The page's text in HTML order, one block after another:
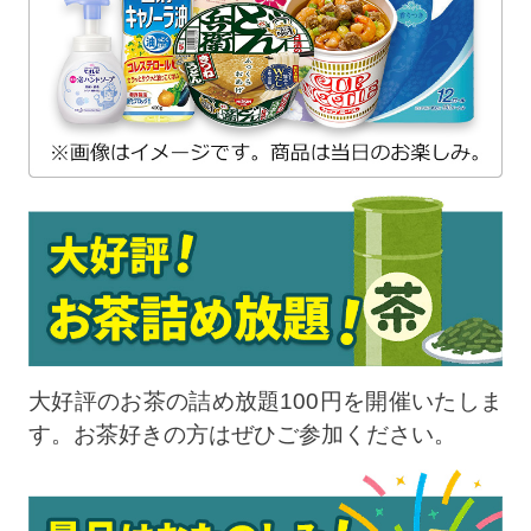
大好評のお茶の詰め放題100円を開催いたしま
す。お茶好きの方はぜひご参加ください。